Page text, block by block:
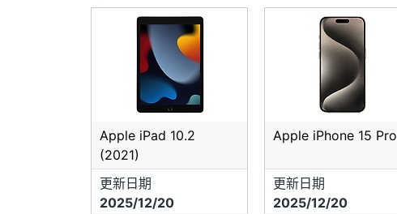
Apple iPad 10.2
(2021)
更新日期
2025/12/20
Apple iPhone 15 Pro
更新日期
2025/12/20